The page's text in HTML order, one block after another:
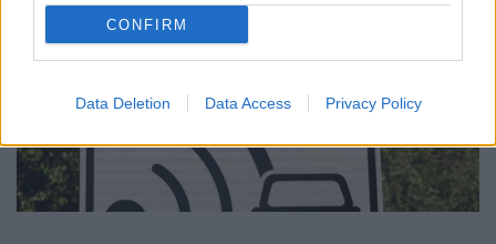
CONFIRM
Data Deletion Data Access Privacy Policy